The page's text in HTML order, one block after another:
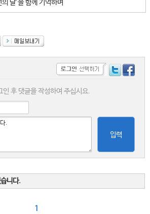
날’을 함께 기억하며
인 후 댓글을 작성하여 주십시요.
입력
니다.
1